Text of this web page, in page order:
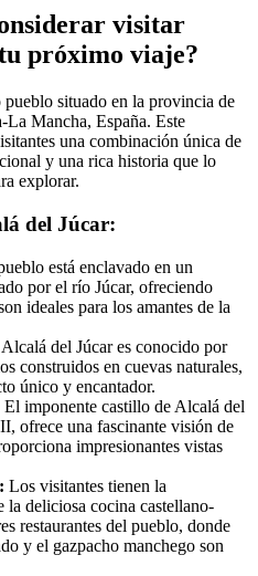
visitar
próximo viaje?
situado en la provincia de
Mancha, España. Este
una combinación única de
y una rica historia que lo
explorar.
del Júcar:
está enclavado en un
por el río Júcar, ofreciendo
ideales para los amantes de la
Alcalá del Júcar es conocido por
construidos en cuevas naturales,
único y encantador.
El imponente castillo de Alcalá del
ofrece una fascinante visión de
impresionantes vistas
Los visitantes tienen la
la deliciosa cocina castellano-
restaurantes del pueblo, donde
y el gazpacho manchego son